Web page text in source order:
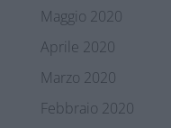
Maggio 2020
Aprile 2020
Marzo 2020
Febbraio 2020